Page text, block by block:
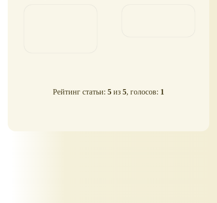
Рейтинг статьи: 5 из 5, голосов: 1